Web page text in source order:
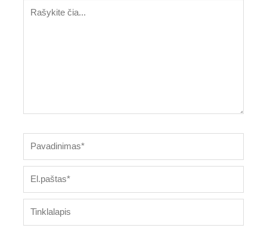
čia...